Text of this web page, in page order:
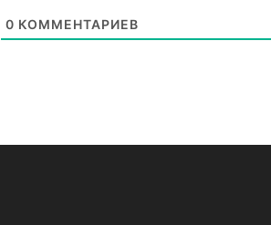
0 КОММЕНТАРИЕВ